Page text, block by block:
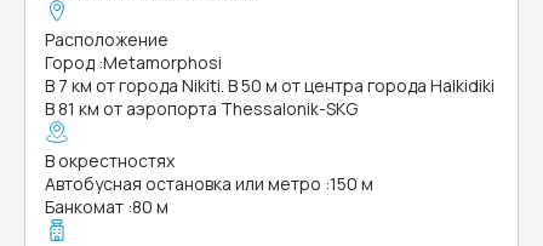
Расположение
Город :Metamorphosi
В 7 км от города Nikiti. В 50 м от центра города Halkidiki
В 81 км от аэропорта Thessalonik-SKG
В окрестностях
Автобусная остановка или метро :150 м
Банкомат :80 м